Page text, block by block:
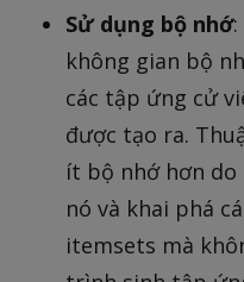
Sử dụng bộ nhớ
không gian bộ
các tập ứng cử
được tạo ra.
ít bộ nhớ hơn do
nó và khai phá
itemsets mà